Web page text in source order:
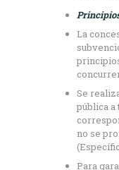
La
Se
pública a
no se
Para